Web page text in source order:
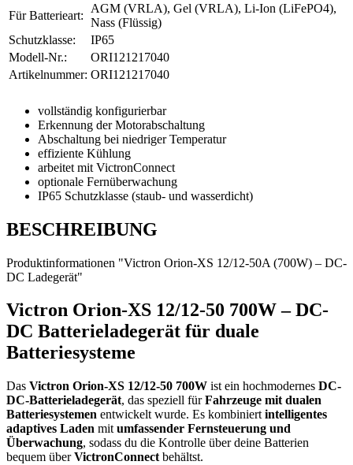
Für Batterieart:
AGM (VRLA), Gel (VRLA), Li-Ion (LiFePO4),
Nass (Flüssig)
Schutzklasse:
IP65
Modell-Nr.:
ORI121217040
Artikelnummer: ORI121217040
vollständig konfigurierbar
Erkennung der Motorabschaltung
Abschaltung bei niedriger Temperatur
effiziente Kühlung
arbeitet mit VictronConnect
optionale Fernüberwachung
IP65 Schutzklasse (staub- und wasserdicht)
BESCHREIBUNG
Produktinformationen "Victron Orion-XS 12/12-50A (700W) – DC-
DC Ladegerät"
Victron Orion-XS 12/12-50 700W – DC-
DC Batterieladegerät für duale
Batteriesysteme
Das Victron Orion-XS 12/12-50 700W ist ein hochmodernes DC-
DC-Batterieladegerät, das speziell fürFahrzeuge mit dualen
Batteriesystemen entwickelt wurde. Es kombiniert intelligentes
adaptives Laden mit umfassender Fernsteuerung und
Überwachung, sodass du die Kontrolle über deine Batterien
bequem überVictronConnect behältst.